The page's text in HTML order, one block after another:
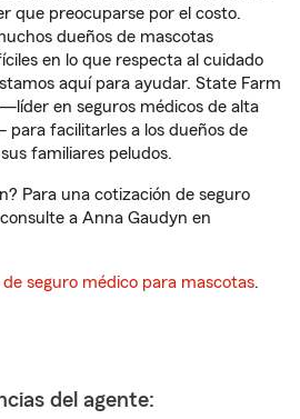
que preocuparse por el costo.
dueños de mascotas
en lo que respecta al cuidado
aquí para ayudar. State Farm
en seguros médicos de alta
facilitarles a los dueños de
familiares peludos.
Para una cotización de seguro
a Anna Gaudyn en
seguro médico para mascotas.
del agente: